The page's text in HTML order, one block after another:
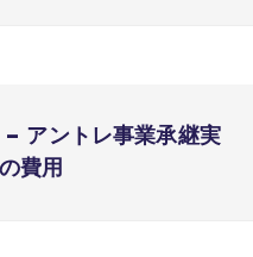
アントレ事業承継実
費用